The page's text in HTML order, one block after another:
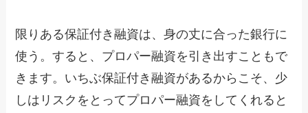
限りある保証付き融資は、身の丈に合った銀行に
使う。すると、プロパー融資を引き出すこともで
きます。いちぶ保証付き融資があるからこそ、少
しはリスクをとってプロパー融資をしてくれると